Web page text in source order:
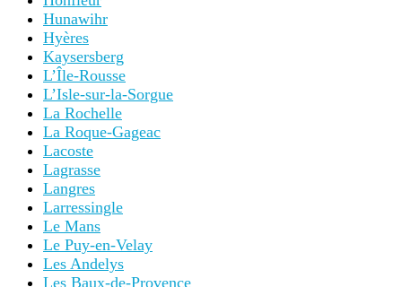
Hunawihr
Hyères
Kaysersberg
L’Île-Rousse
L’Isle-sur-la-Sorgue
La Rochelle
La Roque-Gageac
Lacoste
Lagrasse
Langres
Larressingle
Le Mans
Le Puy-en-Velay
Les Andelys
Les Baux-de-Provence